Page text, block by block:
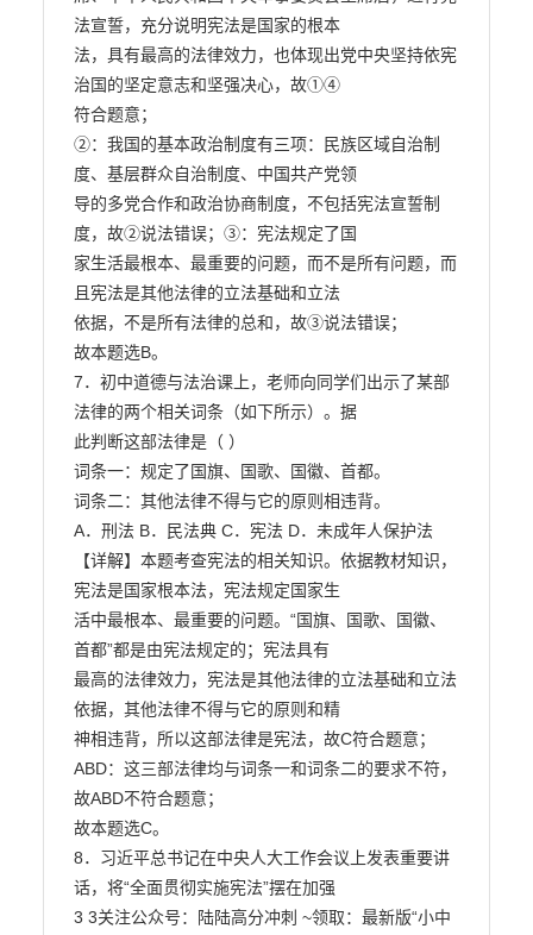
法宣誓，充分说明宪法是国家的根本
法，具有最高的法律效力，也体现出党中央坚持依宪
治国的坚定意志和坚强决心，故①④
符合题意；
②：我国的基本政治制度有三项：民族区域自治制
度、基层群众自治制度、中国共产党领
导的多党合作和政治协商制度，不包括宪法宣誓制
度，故②说法错误；③：宪法规定了国
家生活最根本、最重要的问题，而不是所有问题，而
且宪法是其他法律的立法基础和立法
依据，不是所有法律的总和，故③说法错误；
故本题选B。
7．初中道德与法治课上，老师向同学们出示了某部
法律的两个相关词条（如下所示）。据
此判断这部法律是（ ）
词条一：规定了国旗、国歌、国徽、首都。
词条二：其他法律不得与它的原则相违背。
A．刑法 B．民法典 C．宪法 D．未成年人保护法
【详解】本题考查宪法的相关知识。依据教材知识，
宪法是国家根本法，宪法规定国家生
活中最根本、最重要的问题。“国旗、国歌、国徽、
首都”都是由宪法规定的；宪法具有
最高的法律效力，宪法是其他法律的立法基础和立法
依据，其他法律不得与它的原则和精
神相违背，所以这部法律是宪法，故C符合题意；
ABD：这三部法律均与词条一和词条二的要求不符，
故ABD不符合题意；
故本题选C。
8．习近平总书记在中央人大工作会议上发表重要讲
话，将“全面贯彻实施宪法”摆在加强
3 3关注公众号：陆陆高分冲刺 ~领取：最新版“小中